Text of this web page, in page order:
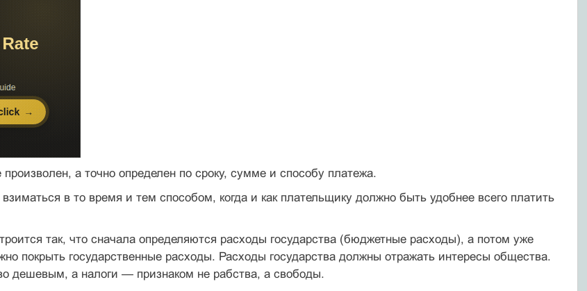
а точно определен по сроку, сумме и способу платежа.
в то время и тем способом, когда и как плательщику должно быть удобнее всего платить
так, что сначала определяются расхо­ды государства (бюджетные расходы), а потом уже
покрыть государственные расходы. Расходы государства должны отражать интересы общества.
дешевым, а нало­ги — признаком не рабства, а свободы.